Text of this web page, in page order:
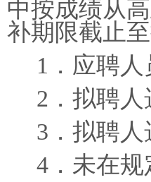
中按成绩从
补期限截止
1．应聘
2．拟聘
3．拟聘
4．未在